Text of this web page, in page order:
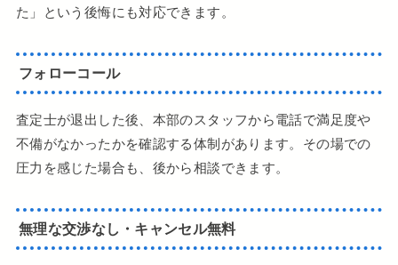
た」という後悔にも対応できます。
フォローコール
査定士が退出した後、本部のスタッフから電話で満足度や
不備がなかったかを確認する体制があります。その場での
圧力を感じた場合も、後から相談できます。
無理な交渉なし・キャンセル無料